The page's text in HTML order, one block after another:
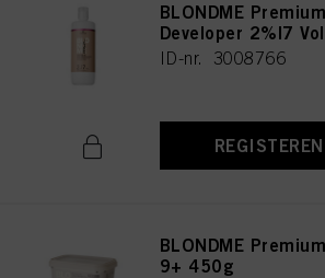
BLONDME
Developer 2%|7
ID-nr. 3008766
BLONDME
9+ 450g